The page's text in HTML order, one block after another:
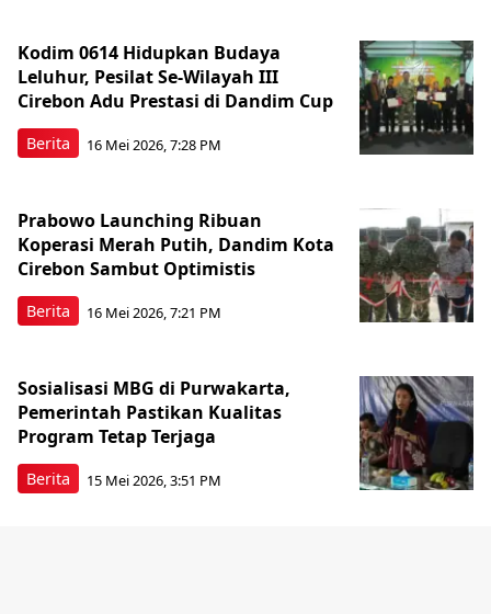
Berita
Kodim 0614 Hidupkan Budaya
Leluhur, Pesilat Se-Wilayah III
Cirebon Adu Prestasi di Dandim Cup
16 Mei 2026, 7:28 PM
Berita
Prabowo Launching Ribuan
Koperasi Merah Putih, Dandim Kota
Cirebon Sambut Optimistis
16 Mei 2026, 7:21 PM
Berita
Sosialisasi MBG di Purwakarta,
Pemerintah Pastikan Kualitas
Program Tetap Terjaga
15 Mei 2026, 3:51 PM